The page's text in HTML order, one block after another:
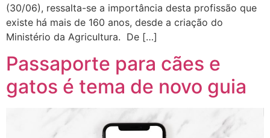
(30/06), ressalta-se a importância desta profissão que
existe há mais de 160 anos, desde a criação do
Ministério da Agricultura. De […]
Passaporte para cães e
gatos é tema de novo guia